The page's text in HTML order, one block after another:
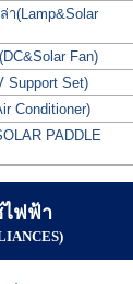
(Lamp&Solar
Fan)
Support Set)
Conditioner)
PADDLE
ไฟฟ้า